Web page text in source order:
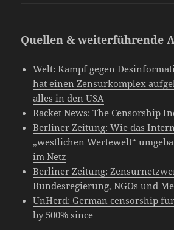
Quellen & weiterführende
Welt: Kampf gegen
hat einen Zensurkomplex
alles in den USA
Racket News: The Censorship
Berliner Zeitung: Wie das
„westlichen Wertewelt“
im Netz
Berliner Zeitung:
Bundesregierung, NGOs und
UnHerd: German censorship
by 500% since